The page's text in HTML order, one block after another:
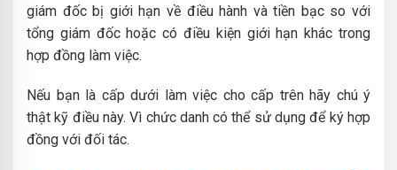
giám đốc bị giới hạn về điều hành và tiền bạc so với
tổng giám đốc hoặc có điều kiện giới hạn khác trong
hợp đồng làm việc.
Nếu bạn là cấp dưới làm việc cho cấp trên hãy chú ý
thật kỹ điều này. Vì chức danh có thể sử dụng để ký hợp
đồng với đối tác.